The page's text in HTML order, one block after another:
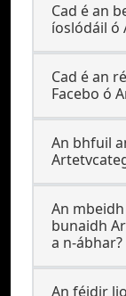
Cad é an
íoslódáil ó
Cad é an
Facebo ó
An bhfuil
An
bunaidh
a n-ábhar?
An féidir